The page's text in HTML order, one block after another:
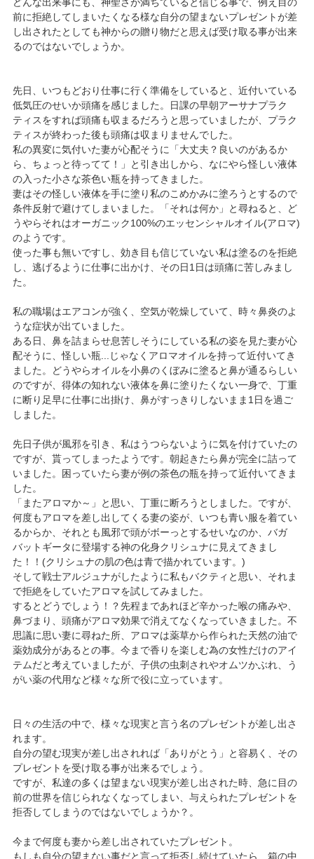
どんな出来事にも、神聖さが満ちていると信じる事で、例え目の
前に拒絶してしまいたくなる様な自分の望まないプレゼントが差
し出されたとしても神からの贈り物だと思えば受け取る事が出来
るのではないでしょうか。
先日、いつもどおり仕事に行く準備をしていると、近付いている
低気圧のせいか頭痛を感じました。日課の早朝アーサナプラク
ティスをすれば頭痛も収まるだろうと思っていましたが、プラク
ティスが終わった後も頭痛は収まりませんでした。
私の異変に気付いた妻が心配そうに「大丈夫？良いのがあるか
ら、ちょっと待ってて！」と引き出しから、なにやら怪しい液体
の入った小さな茶色い瓶を持ってきました。
妻はその怪しい液体を手に塗り私のこめかみに塗ろうとするので
条件反射で避けてしまいました。「それは何か」と尋ねると、ど
うやらそれはオーガニック100%のエッセンシャルオイル(アロマ)
のようです。
使った事も無いですし、効き目も信じていない私は塗るのを拒絶
し、逃げるように仕事に出かけ、その日1日は頭痛に苦しみまし
た。
私の職場はエアコンが強く、空気が乾燥していて、時々鼻炎のよ
うな症状が出ていました。
ある日、鼻を詰まらせ息苦しそうにしている私の姿を見た妻が心
配そうに、怪しい瓶...じゃなくアロマオイルを持って近付いてき
ました。どうやらオイルを小鼻のくぼみに塗ると鼻が通るらしい
のですが、得体の知れない液体を鼻に塗りたくない一身で、丁重
に断り足早に仕事に出掛け、鼻がすっきりしないまま1日を過ご
しました。
先日子供が風邪を引き、私はうつらないように気を付けていたの
ですが、貰ってしまったようです。朝起きたら鼻が完全に詰って
いました。困っていたら妻が例の茶色の瓶を持って近付いてきま
した。
「またアロマか～」と思い、丁重に断ろうとしました。ですが、
何度もアロマを差し出してくる妻の姿が、いつも青い服を着てい
るからか、それとも風邪で頭がボーっとするせいなのか、バガ
バットギータに登場する神の化身クリシュナに見えてきまし
た！！(クリシュナの肌の色は青で描かれています。)
そして戦士アルジュナがしたように私もバクティと思い、それま
で拒絶をしていたアロマを試してみました。
するとどうでしょう！？先程まであれほど辛かった喉の痛みや、
鼻づまり、頭痛がアロマ効果で消えてなくなっていきました。不
思議に思い妻に尋ねた所、アロマは薬草から作られた天然の油で
薬効成分があるとの事。今まで香りを楽しむ為の女性だけのアイ
テムだと考えていましたが、子供の虫刺されやオムツかぶれ、う
がい薬の代用など様々な所で役に立っています。
日々の生活の中で、様々な現実と言う名のプレゼントが差し出さ
れます。
自分の望む現実が差し出されれば「ありがとう」と容易く、その
プレゼントを受け取る事が出来るでしょう。
ですが、私達の多くは望まない現実が差し出された時、急に目の
前の世界を信じられなくなってしまい、与えられたプレゼントを
拒否してしまうのではないでしょうか？。
今まで何度も妻から差し出されていたプレゼント。
もしも自分の望まない事だと言って拒否し続けていたら、箱の中